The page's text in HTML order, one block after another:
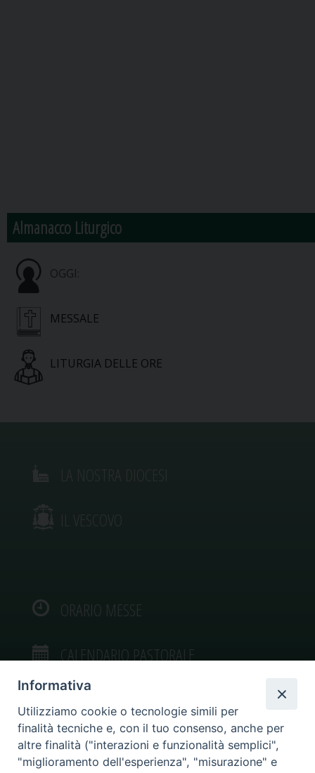
Almanacco Liturgico
OGGI:
MESSALE
LITURGIA DELLE ORE
IL VESCOVO
ORARIO MESSE
CALENDARIO PASTORALE
VIDEOGALLERY
Informativa
Utilizziamo cookie o tecnologie simili per
finalità tecniche e, con il tuo consenso, anche per
altre finalità ("interazioni e funzionalità semplici",
"miglioramento dell'esperienza", "misurazione" e